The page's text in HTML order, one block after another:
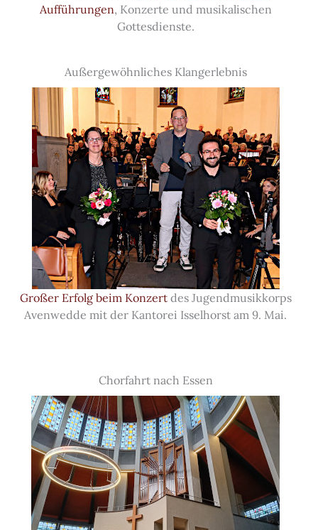
Aufführungen, Konzerte und musikalischen
Gottesdienste.
Außergewöhnliches Klangerlebnis
Großer Erfolg beim Konzertdes Jugendmusikkorps
Avenwedde mit der Kantorei Isselhorst am 9. Mai.
Chorfahrt nach Essen